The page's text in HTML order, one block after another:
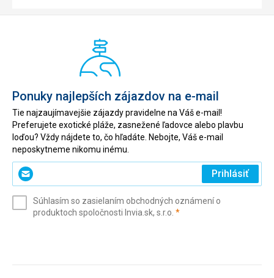
Ponuky najlepších zájazdov na e-mail
Tie najzaujímavejšie zájazdy pravidelne na Váš e-mail!
Preferujete exotické pláže, zasnežené ľadovce alebo plavbu
loďou? Vždy nájdete to, čo hľadáte. Nebojte, Váš e-mail
neposkytneme nikomu inému.
Zadajte
svoj
(povinné)
Prihlásiť
Súhlasím so zasielaním obchodných oznámení o
produktoch spoločnosti Invia.sk, s.r.o. *(povinné)